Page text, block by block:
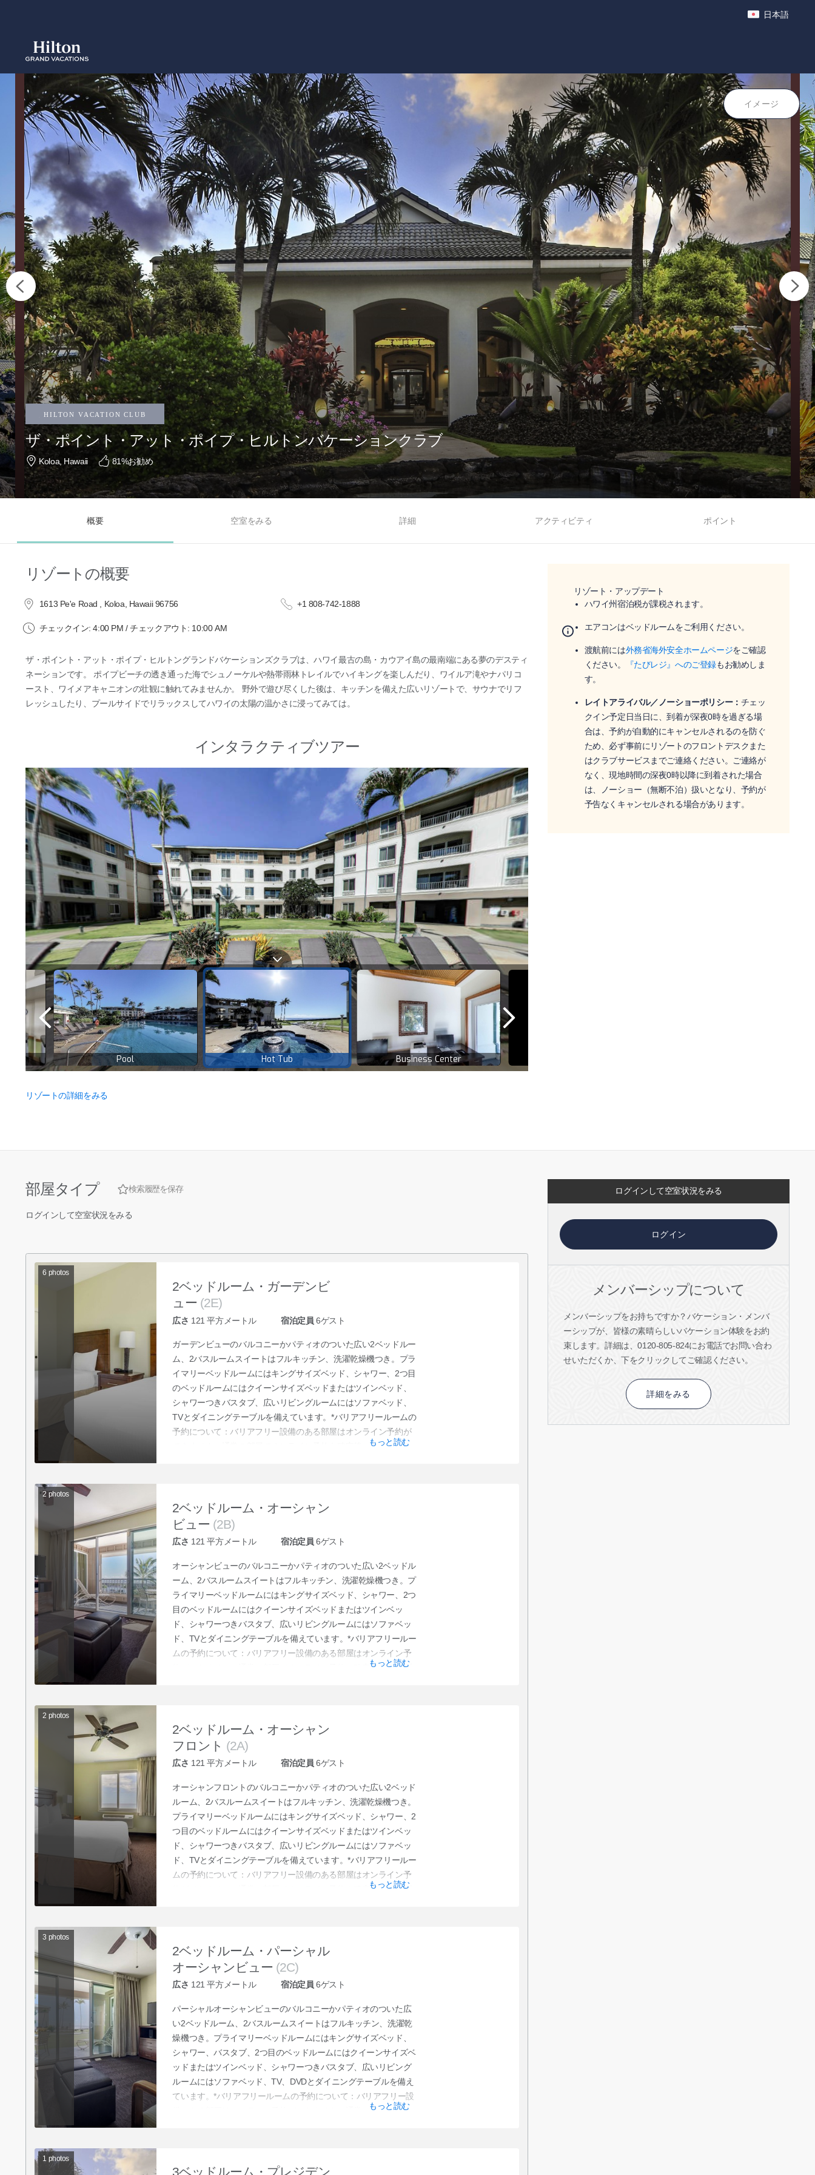
日本語
イメージ
ザ・ポイント・アット・ポイプ・ヒルトンバケーションクラブ
Koloa, Hawaii 81%お勧め
概要 空室をみる 詳細 アクティビティ ポイント
リゾートの概要
1613 Pe'e Road , Koloa, Hawaii 96756 +1 808-742-1888
チェックイン: 4:00 PM / チェックアウト: 10:00 AM
ザ・ポイント・アット・ポイプ・ヒルトングランドバケーションズクラブは、ハワイ最古の島・カウアイ島の最南端にある夢のデスティ
ネーションです。 ポイプビーチの透き通った海でシュノーケルや熱帯雨林トレイルでハイキングを楽しんだり、ワイルア滝やナパリコ
ースト、ワイメアキャニオンの壮観に触れてみませんか。 野外で遊び尽くした後は、キッチンを備えた広いリゾートで、サウナでリフ
レッシュしたり、プールサイドでリラックスしてハワイの太陽の温かさに浸ってみては。
インタラクティブツアー
リゾートの詳細をみる
リゾート・アップデート
ハワイ州宿泊税が課税されます。
エアコンはベッドルームをご利用ください。
渡航前には外務省海外安全ホームページをご確認
ください。
『たびレジ』へのご登録もお勧めしま
す。
レイトアライバル／ノーショーポリシー： チェッ
クイン予定日当日に、到着が深夜0時を過ぎる場
合は、予約が自動的にキャンセルされるのを防ぐ
ため、必ず事前にリゾートのフロントデスクまた
はクラブサービスまでご連絡ください。ご連絡が
なく、現地時間の深夜0時以降に到着された場合
は、ノーショー（無断不泊）扱いとなり、予約が
予告なくキャンセルされる場合があります。
ログインして空室状況をみる
ログイン
メンバーシップについて
メンバーシップをお持ちですか？バケーション・メンバ
ーシップが、皆様の素晴らしいバケーション体験をお約
束します。詳細は、0120-805-824にお電話でお問い合わ
せいただくか、下をクリックしてご確認ください。
詳細をみる
部屋タイプ 検索履歴を保存
ログインして空室状況をみる
6 photos
2ベッドルーム・ガーデンビ
ュー (2E)
広さ 121 平方メートル 宿泊定員 6ゲスト
ガーデンビューのバルコニーかパティオのついた広い2ベッドルー
ム、2バスルームスイートはフルキッチン、洗濯乾燥機つき。プラ
イマリーベッドルームにはキングサイズベッド、シャワー、2つ目
のベッドルームにはクイーンサイズベッドまたはツインベッド、
シャワーつきバスタブ、広いリビングルームにはソファベッド、
TVとダイニングテーブルを備えています。*バリアフリールームの
予約について：バリアフリー設備のある部屋はオンライン予約が
できません。通常の部屋でオンライン予約を確定後、クラブサー
もっと読む
2 photos
2ベッドルーム・オーシャン
ビュー (2B)
広さ 121 平方メートル 宿泊定員 6ゲスト
オーシャンビューのバルコニーかパティオのついた広い2ベッドル
ーム、2バスルームスイートはフルキッチン、洗濯乾燥機つき。プ
ライマリーベッドルームにはキングサイズベッド、シャワー、2つ
目のベッドルームにはクイーンサイズベッドまたはツインベッ
ド、シャワーつきバスタブ、広いリビングルームにはソファベッ
ド、TVとダイニングテーブルを備えています。*バリアフリールー
ムの予約について：バリアフリー設備のある部屋はオンライン予
約ができません。通常の部屋でオンライン予約を確定後、クラブ
もっと読む
2 photos
2ベッドルーム・オーシャン
フロント (2A)
広さ 121 平方メートル 宿泊定員 6ゲスト
オーシャンフロントのバルコニーかパティオのついた広い2ベッド
ルーム、2バスルームスイートはフルキッチン、洗濯乾燥機つき。
プライマリーベッドルームにはキングサイズベッド、シャワー、2
つ目のベッドルームにはクイーンサイズベッドまたはツインベッ
ド、シャワーつきバスタブ、広いリビングルームにはソファベッ
ド、TVとダイニングテーブルを備えています。*バリアフリールー
ムの予約について：バリアフリー設備のある部屋はオンライン予
約ができません。通常の部屋でオンライン予約を確定後、クラブ
もっと読む
3 photos
2ベッドルーム・パーシャル
オーシャンビュー (2C)
広さ 121 平方メートル 宿泊定員 6ゲスト
パーシャルオーシャンビューのバルコニーかパティオのついた広
い2ベッドルーム、2バスルームスイートはフルキッチン、洗濯乾
燥機つき。プライマリーベッドルームにはキングサイズベッド、
シャワー、バスタブ、2つ目のベッドルームにはクイーンサイズベ
ッドまたはツインベッド、シャワーつきバスタブ、広いリビング
ルームにはソファベッド、TV、DVDとダイニングテーブルを備え
ています。*バリアフリールームの予約について：バリアフリー設
備のある部屋はオンライン予約ができません。通常の部屋でオン
もっと読む
1 photos
3ベッドルーム・プレジデン